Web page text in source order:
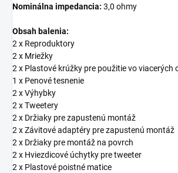
Nominálna impedancia: 3,0 ohmy
Obsah balenia:
2 x Reproduktory
2 x Mriežky
2 x Plastové krúžky pre použitie vo viacerých
1 x Penové tesnenie
2 x Výhybky
2 x Tweetery
2 x Držiaky pre zapustenú montáž
2 x Závitové adaptéry pre zapustenú montáž
2 x Držiaky pre montáž na povrch
2 x Hviezdicové úchytky pre tweeter
2 x Plastové poistné matice